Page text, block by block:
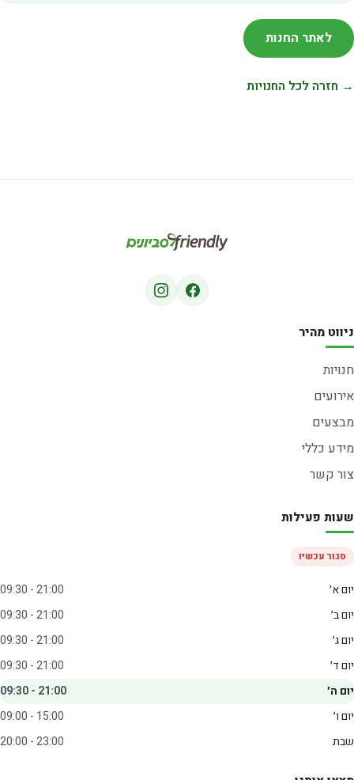
לאתר החנות
→ חזרה לכל החנויות
ניווט מהיר
חנויות
אירועים
מבצעים
מידע כללי
צור קשר
שעות פעילות
סגור עכשיו
יום א׳
09:30 - 21:00
יום ב׳
09:30 - 21:00
יום ג׳
09:30 - 21:00
יום ד׳
09:30 - 21:00
יום ה׳
09:30 - 21:00
יום ו׳
09:00 - 15:00
שבת
20:00 - 23:00